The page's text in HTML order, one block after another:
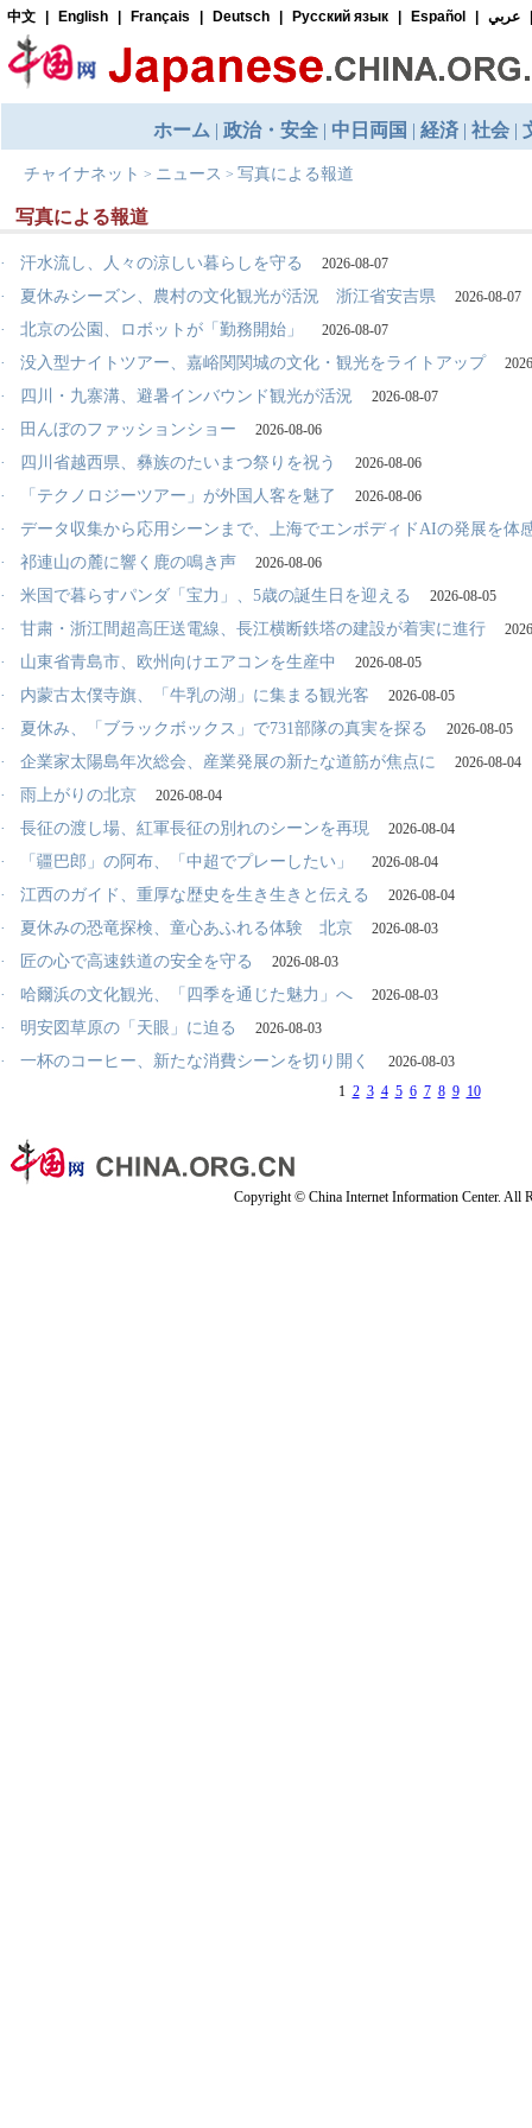
チャイナネット > ニュース > 写真による報道
写真による報道
· 汗水流し、人々の涼しい暮らしを守る 2026-08-07
· 夏休みシーズン、農村の文化観光が活況 浙江省安吉県 2026-08-07
· 北京の公園、ロボットが「勤務開始」 2026-08-07
· 没入型ナイトツアー、嘉峪関関城の文化・観光をライトアップ
· 四川・九寨溝、避暑インバウンド観光が活況 2026-08-07
· 田んぼのファッションショー 2026-08-06
· 四川省越西県、彝族のたいまつ祭りを祝う 2026-08-06
· 「テクノロジーツアー」が外国人客を魅了 2026-08-06
·
データ収集から応用シーンまで、上海でエンボディドAIの発展を体
·
祁連山の麓に響く鹿の鳴き声 2026-08-06
· 米国で暮らすパンダ「宝力」、5歳の誕生日を迎える 2026-08-05
· 甘粛・浙江間超高圧送電線、長江横断鉄塔の建設が着実に進行
· 山東省青島市、欧州向けエアコンを生産中 2026-08-05
· 内蒙古太僕寺旗、「牛乳の湖」に集まる観光客 2026-08-05
· 夏休み、「ブラックボックス」で731部隊の真実を探る 2026-08-05
· 企業家太陽島年次総会、産業発展の新たな道筋が焦点に 2026-08-04
· 雨上がりの北京 2026-08-04
· 長征の渡し場、紅軍長征の別れのシーンを再現 2026-08-04
· 「疆巴郎」の阿布、「中超でプレーしたい」 2026-08-04
· 江西のガイド、重厚な歴史を生き生きと伝える 2026-08-04
· 夏休みの恐竜探検、童心あふれる体験 北京 2026-08-03
· 匠の心で高速鉄道の安全を守る 2026-08-03
· 哈爾浜の文化観光、「四季を通じた魅力」へ 2026-08-03
· 明安図草原の「天眼」に迫る 2026-08-03
· 一杯のコーヒー、新たな消費シーンを切り開く
2026-08-03
1 2 3 4 5 6 7 8 9 10